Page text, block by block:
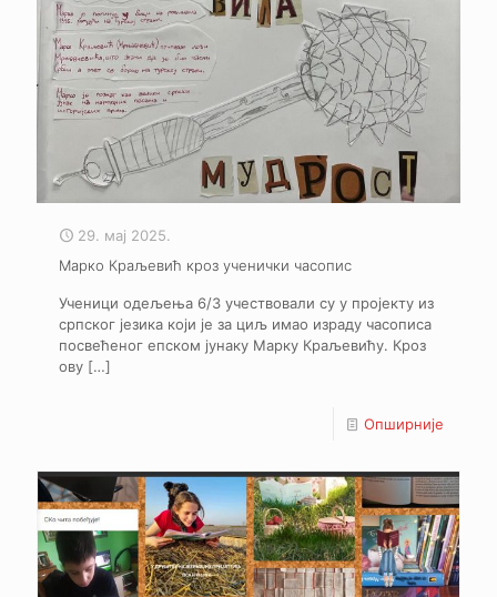
29. мај 2025.
Марко Краљевић кроз ученички часопис
Ученици одељења 6/3 учествовали су у пројекту из
српског језика који је за циљ имао израду часописа
посвећеног епском јунаку Марку Краљевићу. Кроз
ову […]
Опширније